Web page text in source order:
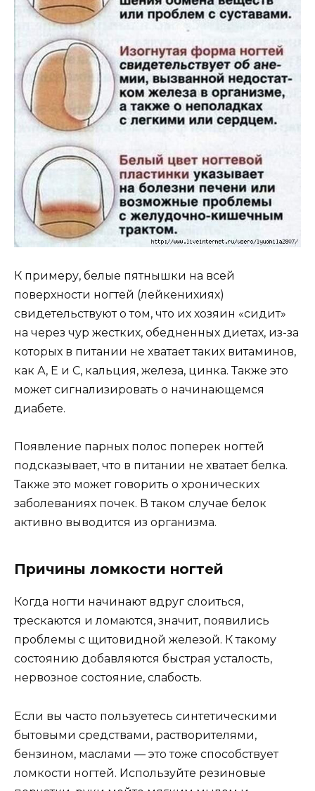
К примеру, белые пятнышки на всей
поверхности ногтей (лейкенихиях)
свидетельствуют о том, что их хозяин «сидит»
на через чур жестких, обедненных диетах, из-за
которых в питании не хватает таких витаминов,
как А, Е и С, кальция, железа, цинка. Также это
может сигнализировать о начинающемся
диабете.
Появление парных полос поперек ногтей
подсказывает, что в питании не хватает белка.
Также это может говорить о хронических
заболеваниях почек. В таком случае белок
активно выводится из организма.
Причины ломкости ногтей
Когда ногти начинают вдруг слоиться,
трескаются и ломаются, значит, появились
проблемы с щитовидной железой. К такому
состоянию добавляются быстрая усталость,
нервозное состояние, слабость.
Если вы часто пользуетесь синтетическими
бытовыми средствами, растворителями,
бензином, маслами — это тоже способствует
ломкости ногтей. Используйте резиновые